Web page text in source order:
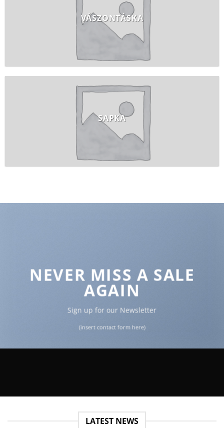
VÁSZONTÁSKA
SAPKA
NEVER MISS A SALE
AGAIN
Sign up for our Newsletter
(insert contact form here)
LATEST NEWS